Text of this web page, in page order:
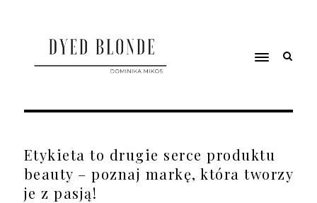
Etykieta to drugie serce produktu
beauty – poznaj markę, która tworzy
je z pasją!